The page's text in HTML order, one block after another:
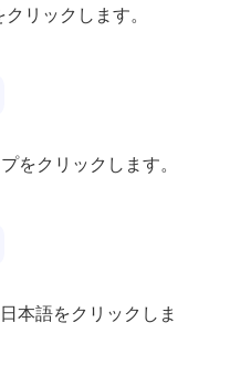
リックします。
をクリックします。
本語をクリックしま